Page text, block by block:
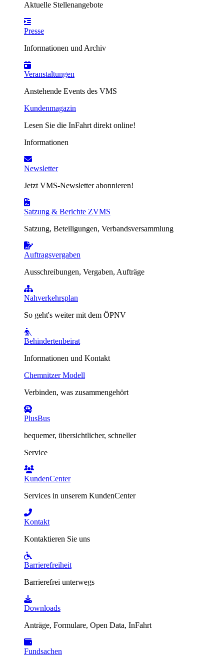
Aktuelle Stellenangebote
Presse
Informationen und Archiv
Veranstaltungen
Anstehende Events des VMS
Kundenmagazin
Lesen Sie die InFahrt direkt online!
Informationen
Newsletter
Jetzt VMS-Newsletter abonnieren!
Satzung & Berichte ZVMS
Satzung, Beteiligungen, Verbandsversammlung
Auftragsvergaben
Ausschreibungen, Vergaben, Aufträge
Nahverkehrsplan
So geht's weiter mit dem ÖPNV
Behindertenbeirat
Informationen und Kontakt
Chemnitzer Modell
Verbinden, was zusammengehört
PlusBus
bequemer, übersichtlicher, schneller
Service
KundenCenter
Services in unserem KundenCenter
Kontakt
Kontaktieren Sie uns
Barrierefreiheit
Barrierefrei unterwegs
Downloads
Anträge, Formulare, Open Data, InFahrt
Fundsachen